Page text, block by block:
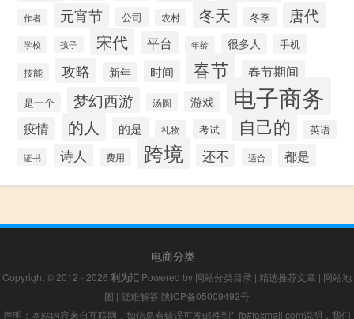
作者 元宵节 公司 农村 冬天 冬季 唐代
学校 孩子 宋代 平台 年龄 很多人 手机
技能 攻略 新年 时间 春节 春节期间
是一个 梦幻西游 汤圆 游戏 电子商务
疫情 的人 的是 礼物 考试 自己的 英语
证书 诗人 费用 跨境 还不 适合 都是
电商分类
Copyright © 2012 - 2026 利为汇 Powered by 网站分类目录 | 精选推荐文章 | 网站地
图 | 疑难解答 陕ICP备05009492号
声明：本站内容来自互联网，如信息有错误可发邮件到f_fb#foxmail.com说明，我们